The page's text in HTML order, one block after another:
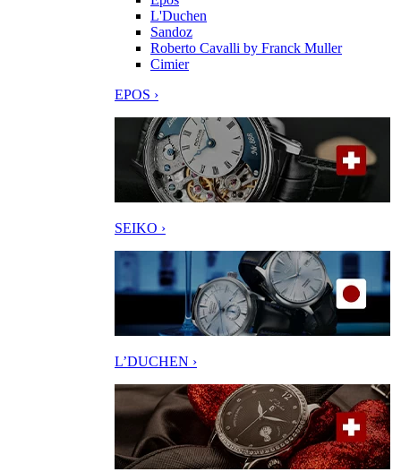
L'Duchen
Sandoz
Roberto Cavalli by Franck Muller
Cimier
EPOS ›
SEIKO ›
L’DUCHEN ›